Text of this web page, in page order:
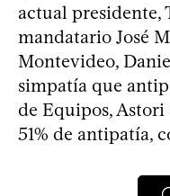
actual presidente,
mandatario José
Montevideo,
simpatía que
de Equipos, Astori
51% de antipatía,